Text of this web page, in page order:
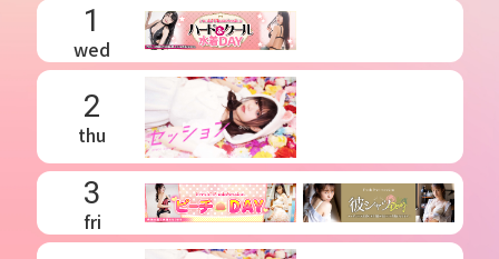
1
wed
2
thu
3
fri